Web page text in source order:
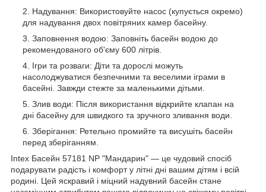
Надування: Використовуйте насос (купується окремо)
для надування двох повітряних камер басейну.
Заповнення водою: Заповніть басейн водою до
рекомендованого об'єму 600 літрів.
Ігри та розваги: Діти та дорослі можуть
насолоджуватися безпечними та веселими іграми в
басейні. Завжди стежте за маленькими дітьми.
Злив води: Після використання відкрийте клапан на
дні басейну для швидкого та зручного зливання води.
Зберігання: Ретельно промийте та висушіть басейн
перед зберіганням.
Intex Басейн 57181 NP "Мандарин" — це чудовий спосіб
подарувати радість і комфорт у літні дні вашим дітям і всій
родині. Цей яскравий і міцний надувний басейн стане